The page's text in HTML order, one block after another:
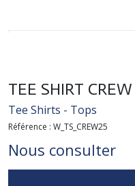
TEE SHIRT
Tee Shirts - Tops
Référence : W_TS_CREW25
Nous consulter